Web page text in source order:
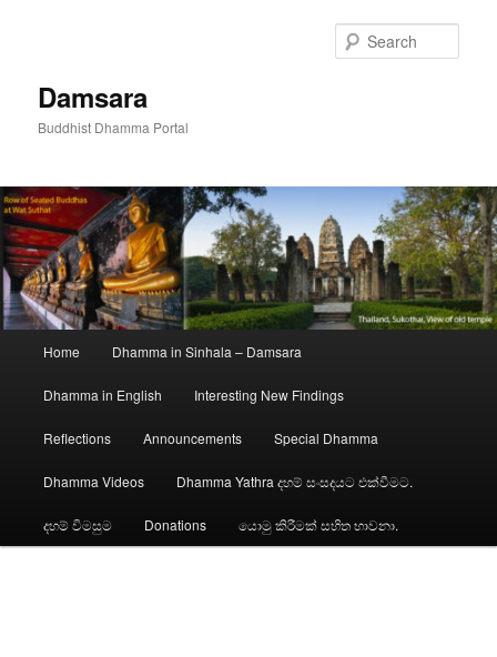
Damsara
Buddhist Dhamma Portal
Home Dhamma in Sinhala – Damsara
Dhamma in English Interesting New Findings
Reflections Announcements Special Dhamma
Dhamma Videos Dhamma Yathra දහම් සංසදයට එක්වීමට.
දහම් විමසුම Donations යොමු කිරීමක් සහිත භාවනා.